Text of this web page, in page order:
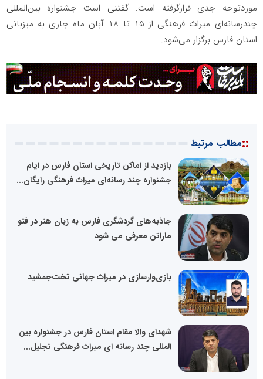
موردتوجه جدی قرارگرفته است. گفتنی است جشنواره بین‌المللی
چندرسانه‌ای میراث فرهنگی از ۱۵ تا ۱۸ آبان ماه جاری به میزبانی
استان فارس برگزار می‌شود.
::مطالب مرتبط
بازدید از اماکن تاریخی استان فارس در ایام
جشنواره چند رسانه‌ای میراث فرهنگی رایگان...
جاذبه‌های گردشگری فارس به زبان هنر در فتو
ماراتن معرفی می شود
بازی‌وارسازی در میراث جهانی تخت‌جمشید
شهدای والا مقام استان فارس در جشنواره بین
المللی چند رسانه ای میراث فرهنگی تجلیل...